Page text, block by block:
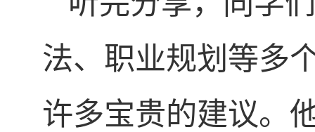
法、职业规划等多
许多宝贵的建议。